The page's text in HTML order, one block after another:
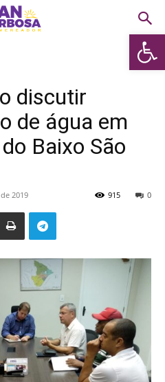
Abrir
discutir
de água em
Baixo São
2019 0
915